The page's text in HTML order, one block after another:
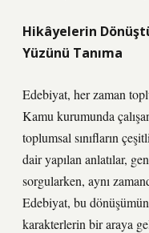
Hikâyelerin
Yüzünü Tanıma
Edebiyat, her zaman
Kamu kurumunda
toplumsal sınıfların
dair yapılan anlatılar,
sorgularken, aynı
Edebiyat, bu
karakterlerin bir araya